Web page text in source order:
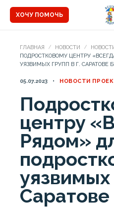
ХОЧУ ПОМОЧЬ
ГЛАВНАЯ НОВОСТИ
ПОДРОСТКОВОМУ ЦЕНТРУ
УЯЗВИМЫХ ГРУПП В Г. САРАТОВЕ
05.07.2023 НОВОСТИ
центру
Рядом»
уязвимых